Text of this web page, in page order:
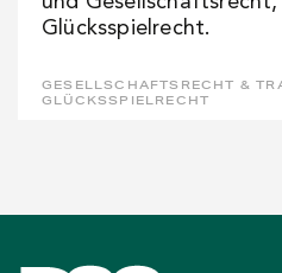
Glücksspielrecht.
GESELLSCHAFTSRECHT &
GLÜCKSSPIELRECHT